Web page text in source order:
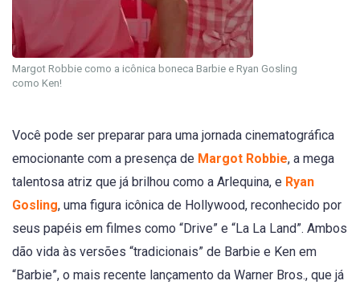
Margot Robbie como a icônica boneca Barbie e Ryan Gosling
como Ken!
Você pode ser preparar para uma jornada cinematográfica
emocionante com a presença de Margot Robbie, a mega
talentosa atriz que já brilhou como a Arlequina, e Ryan
Gosling, uma figura icônica de Hollywood, reconhecido por
seus papéis em filmes como “Drive” e “La La Land”. Ambos
dão vida às versões “tradicionais” de Barbie e Ken em
“Barbie”, o mais recente lançamento da Warner Bros., que já